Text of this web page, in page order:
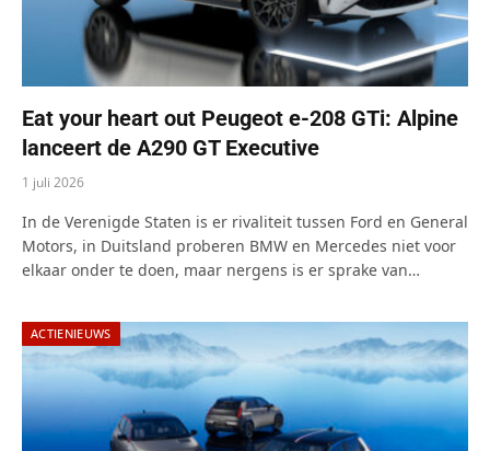
Eat your heart out Peugeot e-208 GTi: Alpine
lanceert de A290 GT Executive
1 juli 2026
In de Verenigde Staten is er rivaliteit tussen Ford en General
Motors, in Duitsland proberen BMW en Mercedes niet voor
elkaar onder te doen, maar nergens is er sprake van…
ACTIENIEUWS